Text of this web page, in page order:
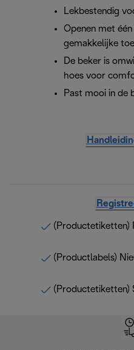
Lekbestendig
Openen met
gemakkelijke
De beker is
hoes voor
Past mooi in de
(Productetiketten)
(Productlabels)
(Productetiketten)